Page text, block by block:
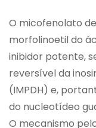
O micofenolato
morfolinoetil do
inibidor potente,
reversível da
(IMPDH) e,
do nucleotídeo
O mecanismo